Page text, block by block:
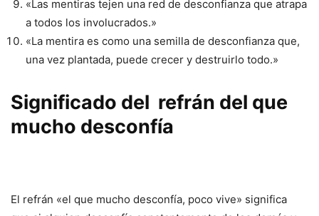
«Las mentiras tejen una red de desconfianza que atrapa
a todos los involucrados.»
«La mentira es como una semilla de desconfianza que,
una vez plantada, puede crecer y destruirlo todo.»
Significado del refrán del que
mucho desconfía
El refrán «el que mucho desconfía, poco vive» significa